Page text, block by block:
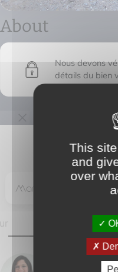
About
Nous devons
détails du bien
This
and
over